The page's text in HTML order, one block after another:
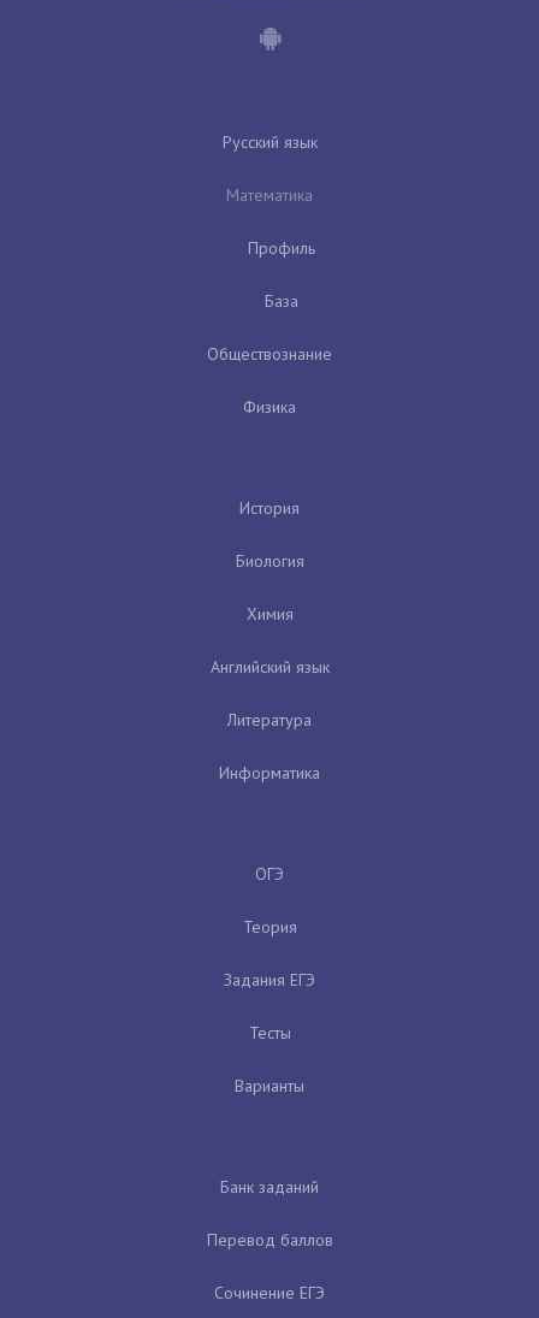
Русский язык
Математика
Профиль
База
Обществознание
Физика
История
Биология
Химия
Английский язык
Литература
Информатика
ОГЭ
Теория
Задания ЕГЭ
Тесты
Варианты
Банк заданий
Перевод баллов
Сочинение ЕГЭ